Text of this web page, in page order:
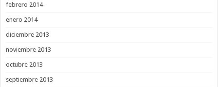
febrero 2014
enero 2014
diciembre 2013
noviembre 2013
octubre 2013
septiembre 2013